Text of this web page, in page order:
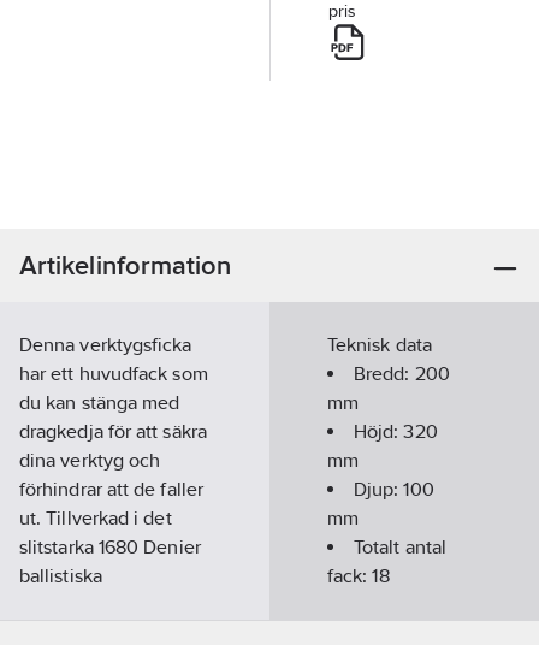
pris
Artikelinformation
Denna verktygsficka
har ett huvudfack som
du kan stänga med
dragkedja för att säkra
dina verktyg och
förhindrar att de faller
ut. Tillverkad i det
slitstarka 1680 Denier
ballistiska
Teknisk data
Bredd: 200
mm
Höjd:320
mm
Djup:100
mm
Totalt antal
fack:18